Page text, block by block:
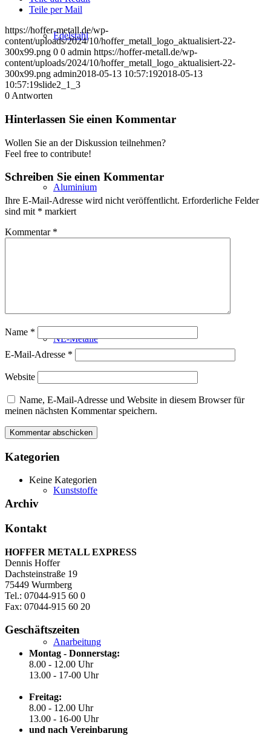
Edelstahl
Aluminium
NE-Metalle
Kunststoffe
Anarbeitung
Teile per Mail
https://hoffer-metall.de/wp-
content/uploads/2024/10/hoffer_metall_logo_aktualisiert-22-
300x99.png 0 0 admin https://hoffer-metall.de/wp-
content/uploads/2024/10/hoffer_metall_logo_aktualisiert-22-
300x99.png admin2018-05-13 10:57:192018-05-13
10:57:19slide2_1_3
0 Antworten
Hinterlassen Sie einen Kommentar
Wollen Sie an der Diskussion teilnehmen?
Feel free to contribute!
Schreiben Sie einen Kommentar
Ihre E-Mail-Adresse wird nicht veröffentlicht. Erforderliche Felder
sind mit * markiert
Kommentar *
Name *
E-Mail-Adresse *
Website
Name, E-Mail-Adresse und Website in diesem Browser für
meinen nächsten Kommentar speichern.
Kategorien
Keine Kategorien
Archiv
Kontakt
HOFFER METALL EXPRESS
Dennis Hoffer
Dachsteinstraße 19
75449 Wurmberg
Tel.: 07044-915 60 0
Fax: 07044-915 60 20
Geschäftszeiten
Montag - Donnerstag:
8.00 - 12.00 Uhr
13.00 - 17-00 Uhr
Freitag:
8.00 - 12.00 Uhr
13.00 - 16-00 Uhr
und nach Vereinbarung